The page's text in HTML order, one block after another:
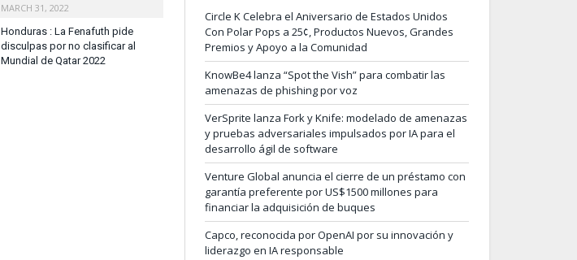
MARCH 31, 2022
Honduras : La Fenafuth pide
disculpas por no clasificar al
Mundial de Qatar 2022
Circle K Celebra el Aniversario de Estados Unidos
Con Polar Pops a 25¢, Productos Nuevos, Grandes
Premios y Apoyo a la Comunidad
KnowBe4 lanza “Spot the Vish” para combatir las
amenazas de phishing por voz
VerSprite lanza Fork y Knife: modelado de amenazas
y pruebas adversariales impulsados por IA para el
desarrollo ágil de software
Venture Global anuncia el cierre de un préstamo con
garantía preferente por US$1500 millones para
financiar la adquisición de buques
Capco, reconocida por OpenAI por su innovación y
liderazgo en IA responsable